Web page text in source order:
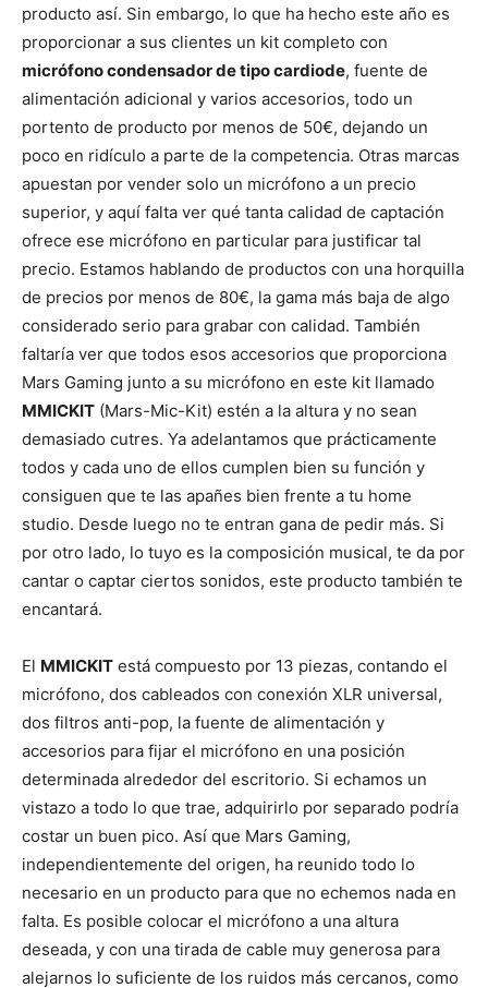
producto así. Sin embargo, lo que ha hecho este año es
proporcionar a sus clientes un kit completo con
micrófono condensador de tipo cardiode, fuente de
alimentación adicional y varios accesorios, todo un
portento de producto por menos de 50€, dejando un
poco en ridículo a parte de la competencia. Otras marcas
apuestan por vender solo un micrófono a un precio
superior, y aquí falta ver qué tanta calidad de captación
ofrece ese micrófono en particular para justificar tal
precio. Estamos hablando de productos con una horquilla
de precios por menos de 80€, la gama más baja de algo
considerado serio para grabar con calidad. También
faltaría ver que todos esos accesorios que proporciona
Mars Gaming junto a su micrófono en este kit llamado
MMICKIT (Mars-Mic-Kit) estén a la altura y no sean
demasiado cutres. Ya adelantamos que prácticamente
todos y cada uno de ellos cumplen bien su función y
consiguen que te las apañes bien frente a tu home
studio. Desde luego no te entran gana de pedir más. Si
por otro lado, lo tuyo es la composición musical, te da por
cantar o captar ciertos sonidos, este producto también te
encantará.
El MMICKIT está compuesto por 13 piezas, contando el
micrófono, dos cableados con conexión XLR universal,
dos filtros anti-pop, la fuente de alimentación y
accesorios para fijar el micrófono en una posición
determinada alrededor del escritorio. Si echamos un
vistazo a todo lo que trae, adquirirlo por separado podría
costar un buen pico. Así que Mars Gaming,
independientemente del origen, ha reunido todo lo
necesario en un producto para que no echemos nada en
falta. Es posible colocar el micrófono a una altura
deseada, y con una tirada de cable muy generosa para
alejarnos lo suficiente de los ruidos más cercanos, como